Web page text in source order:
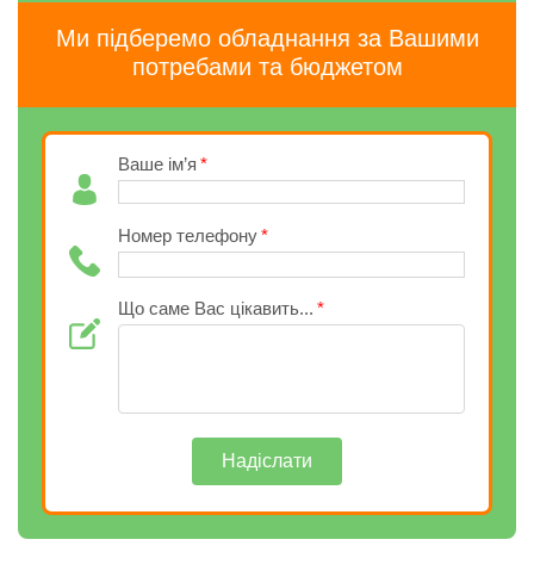
Ми підберемо обладнання за Вашими
потребами та бюджетом
Ваше ім’я
Номер телефону
Що саме Вас цікавить...
Надіслати